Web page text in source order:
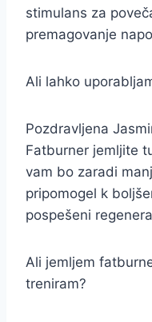
stimulans za
premagovanje
Ali lahko
Pozdravljena
Fatburner jemljite
vam bo zaradi
pripomogel k
pospešeni
Ali jemljem
treniram?